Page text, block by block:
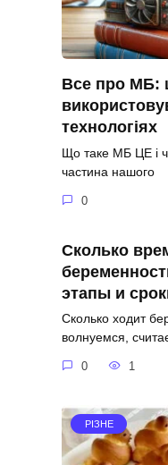
Все про МБ:
технологіях
Що таке МБ ЦЕ і
частина нашого
0
Сколько
этапы и
Сколько ходит
волнуемся,
0 1
РІЗНЕ